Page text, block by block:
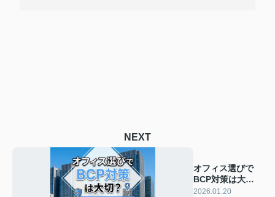
NEXT
オフィス選びで
BCP対策は大
切？災害に強い立
2026.01.20